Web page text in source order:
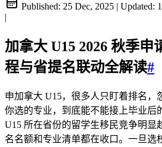
Published: 25 Dec, 2025 | Updated:
|
加拿大 U15 2026 秋季申
程与省提名联动全解读#
申加拿大 U15，很多人只盯着排名，
你选的专业，到底能不能接上毕业后
U15 所在省份的留学生移民竞争明显
名名额和专业清单都在收口。一旦选